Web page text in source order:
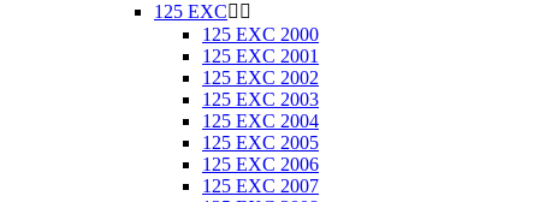
125 EXC 
125 EXC 2000
125 EXC 2001
125 EXC 2002
125 EXC 2003
125 EXC 2004
125 EXC 2005
125 EXC 2006
125 EXC 2007